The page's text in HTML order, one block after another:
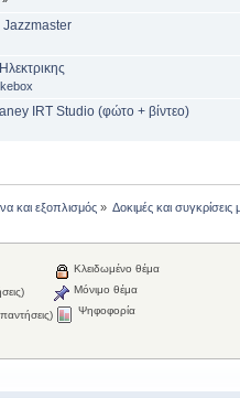
IRT Studio (φώτο + βίντεο)
και εξοπλισμός» Δοκιμές και
Κλειδωμένο θέμα
Μόνιμο θέμα
Ψηφοφορία